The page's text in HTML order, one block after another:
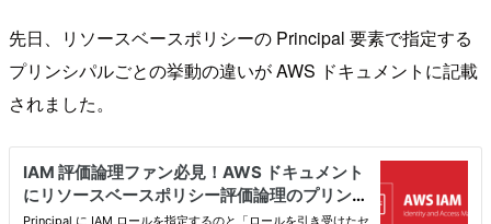
先日、リソースベースポリシーの Principal 要素で指定する
プリンシパルごとの挙動の違いが AWS ドキュメントに記載
されました。